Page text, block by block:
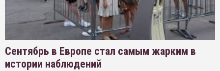
Сентябрь в Европе стал самым жарким в
истории наблюдений